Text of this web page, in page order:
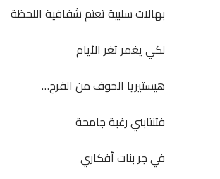
بهالات سلبية تعتم شفافية اللحظة
لكي يغمر ثغر الأيام
هيستيريا الخوف من الفرح…
فتنتابني رغبة جامحة
في جر بنات أفكاري